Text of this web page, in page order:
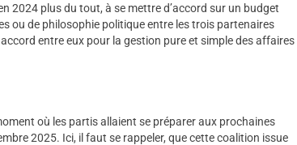
2024 plus du tout, à se mettre d’accord sur un budget
ou de philosophie politique entre les trois partenaires
entre eux pour la gestion pure et simple des affaires
où les partis allaient se préparer aux prochaines
2025. Ici, il faut se rappeler, que cette coalition issue